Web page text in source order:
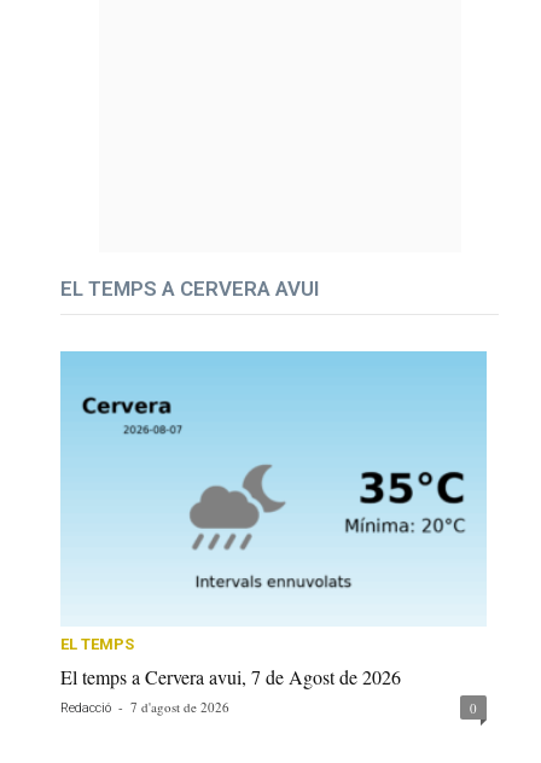
EL TEMPS A CERVERA AVUI
EL TEMPS
El temps a Cervera avui, 7 de Agost de 2026
Redacció - 7 d'agost de 2026 0